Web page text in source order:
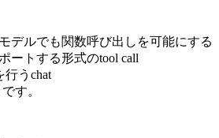
デルでも関数呼び出しを可能にする
ートする形式のtool call
行うchat
す。